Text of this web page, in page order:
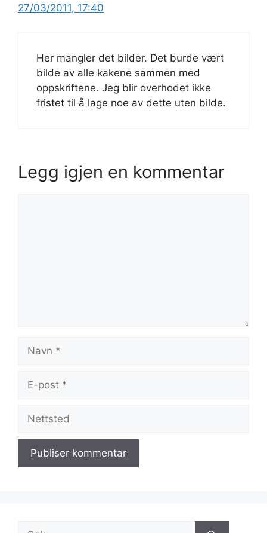
27/03/2011, 17:40
Her mangler det bilder. Det burde vært
bilde av alle kakene sammen med
oppskriftene. Jeg blir overhodet ikke
fristet til å lage noe av dette uten bilde.
Legg igjen en kommentar
Navn
Nettsted
Søk